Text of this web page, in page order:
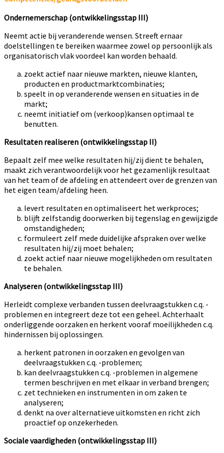
Ondernemerschap (ontwikkelingsstap III)
Neemt actie bij veranderende wensen. Streeft ernaar
doelstellingen te bereiken waarmee zowel op persoonlijk als
organisatorisch vlak voordeel kan worden behaald.
zoekt actief naar nieuwe markten, nieuwe klanten,
producten en productmarktcombinaties;
speelt in op veranderende wensen en situaties in de
markt;
neemt initiatief om (verkoop)kansen optimaal te
benutten.
Resultaten realiseren (ontwikkelingsstap II)
Bepaalt zelf mee welke resultaten hij/zij dient te behalen,
maakt zich verantwoordelijk voor het gezamenlijk resultaat
van het team of de afdeling en attendeert over de grenzen van
het eigen team/afdeling heen.
levert resultaten en optimaliseert het werkproces;
blijft zelfstandig doorwerken bij tegenslag en gewijzigde
omstandigheden;
formuleert zelf mede duidelijke afspraken over welke
resultaten hij/zij moet behalen;
zoekt actief naar nieuwe mogelijkheden om resultaten
te behalen.
Analyseren (ontwikkelingsstap III)
Herleidt complexe verbanden tussen deelvraagstukken c.q. -
problemen en integreert deze tot een geheel. Achterhaalt
onderliggende oorzaken en herkent vooraf moeilijkheden c.q.
hindernissen bij oplossingen.
herkent patronen in oorzaken en gevolgen van
deelvraagstukken c.q. -problemen;
kan deelvraagstukken c.q. -problemen in algemene
termen beschrijven en met elkaar in verband brengen;
zet technieken en instrumenten in om zaken te
analyseren;
denkt na over alternatieve uitkomsten en richt zich
proactief op onzekerheden.
Sociale vaardigheden (ontwikkelingsstap III)